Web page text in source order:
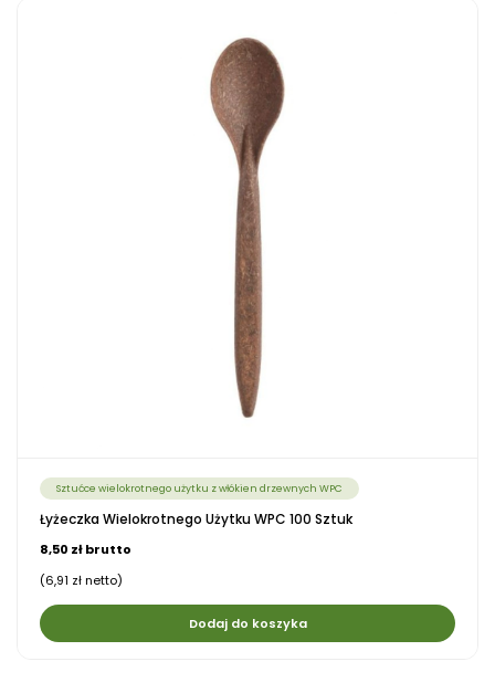
Sztućce wielokrotnego użytku z włókien drzewnych WPC
Łyżeczka Wielokrotnego Użytku WPC 100 Sztuk
8,50 zł brutto
(6,91 zł netto)
Dodaj do koszyka